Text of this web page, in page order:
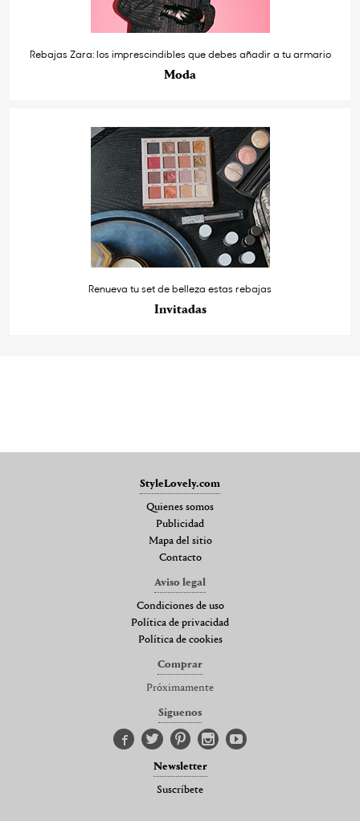
Rebajas Zara: los imprescindibles que debes añadir a tu armario
Moda
Renueva tu set de belleza estas rebajas
Invitadas
StyleLovely.com
Quienes somos
Publicidad
Mapa del sitio
Contacto
Aviso legal
Condiciones de uso
Política de privacidad
Política de cookies
Comprar
Próximamente
Síguenos
Newsletter
Suscríbete